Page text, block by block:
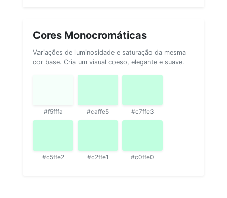
Cores Monocromáticas
Variações de luminosidade e saturação da mesma
cor base. Cria um visual coeso, elegante e suave.
#f5fffa #caffe5 #c7ffe3
#c5ffe2 #c2ffe1 #c0ffe0